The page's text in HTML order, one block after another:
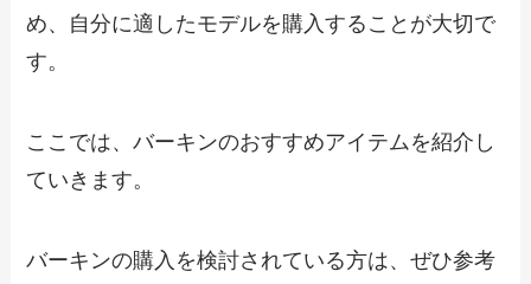
め、自分に適したモデルを購入することが大切で
す。
ここでは、バーキンのおすすめアイテムを紹介し
ていきます。
バーキンの購入を検討されている方は、ぜひ参考